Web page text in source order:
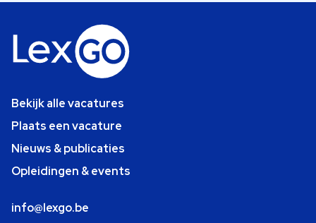
Bekijk alle vacatures
Plaats een vacature
Nieuws & publicaties
Opleidingen & events
info@lexgo.be